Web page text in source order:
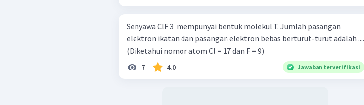
Senyawa ClF 3 ​ mempunyai bentuk molekul T. Jumlah pasangan
elektron ikatan dan pasangan elektron bebas berturut-turut adalah ....
(Diketahui nomor atom Cl = 17 dan F = 9)
7 4.0 Jawaban terverifikasi